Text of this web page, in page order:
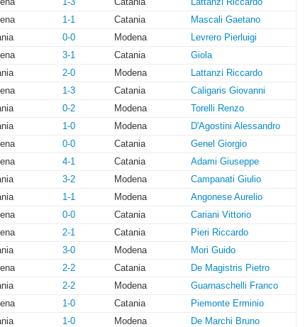
1-1 Catania
Mascali Gaetano
0-0 Modena
Levrero Pierluigi
3-1 Catania
Giola
2-0 Modena
Lattanzi Riccardo
1-3 Catania
Caligaris Giovanni
0-2 Modena
Torelli Renzo
1-0 Modena
D'Agostini Alessandro
0-0 Catania
Genel Giorgio
4-1 Catania
Adami Giuseppe
3-2 Modena
Campanati Giulio
1-1 Modena
Angonese Aurelio
0-0 Catania
Cariani Vittorio
2-1 Catania
Pieri Riccardo
3-0 Modena
Mori Guido
2-2 Catania
De Magistris Pietro
2-2 Modena
Guarnaschelli Franco
1-0 Catania
Piemonte Erminio
1-0 Modena
De Marchi Bruno